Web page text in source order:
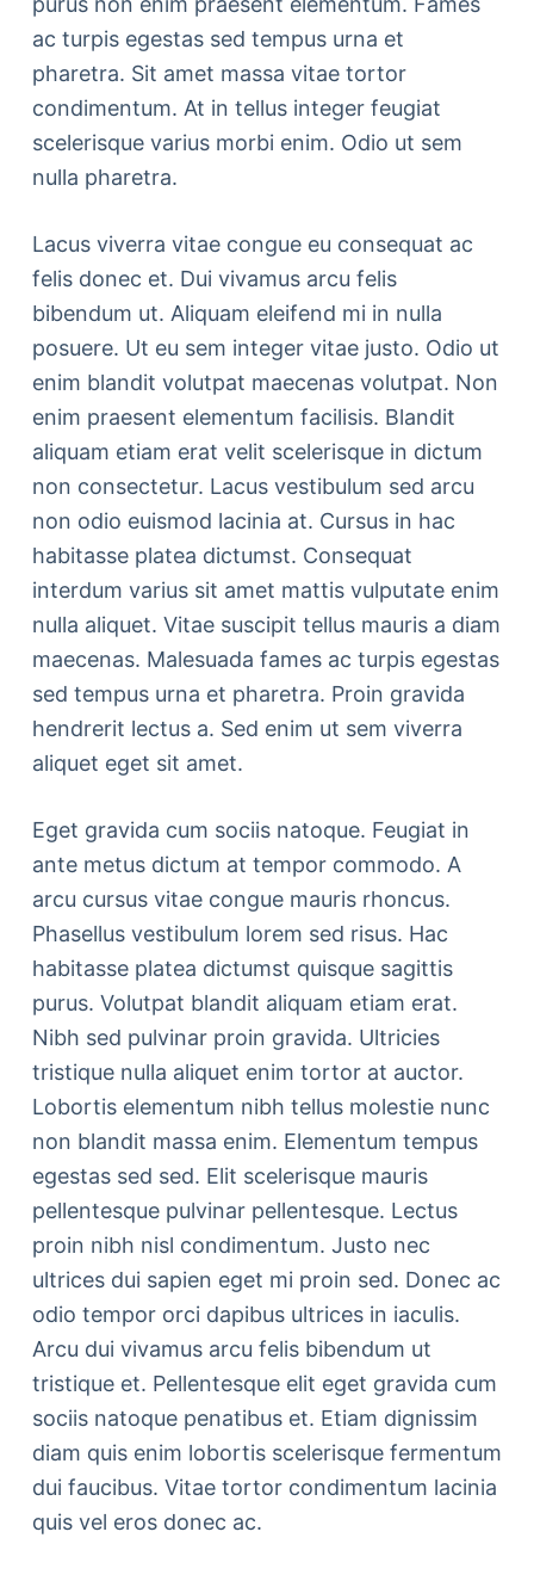
ac turpis egestas sed tempus urna et
pharetra. Sit amet massa vitae tortor
condimentum. At in tellus integer feugiat
scelerisque varius morbi enim. Odio ut sem
nulla pharetra.
Lacus viverra vitae congue eu consequat ac
felis donec et. Dui vivamus arcu felis
bibendum ut. Aliquam eleifend mi in nulla
posuere. Ut eu sem integer vitae justo. Odio ut
enim blandit volutpat maecenas volutpat. Non
enim praesent elementum facilisis. Blandit
aliquam etiam erat velit scelerisque in dictum
non consectetur. Lacus vestibulum sed arcu
non odio euismod lacinia at. Cursus in hac
habitasse platea dictumst. Consequat
interdum varius sit amet mattis vulputate enim
nulla aliquet. Vitae suscipit tellus mauris a diam
maecenas. Malesuada fames ac turpis egestas
sed tempus urna et pharetra. Proin gravida
hendrerit lectus a. Sed enim ut sem viverra
aliquet eget sit amet.
Eget gravida cum sociis natoque. Feugiat in
ante metus dictum at tempor commodo. A
arcu cursus vitae congue mauris rhoncus.
Phasellus vestibulum lorem sed risus. Hac
habitasse platea dictumst quisque sagittis
purus. Volutpat blandit aliquam etiam erat.
Nibh sed pulvinar proin gravida. Ultricies
tristique nulla aliquet enim tortor at auctor.
Lobortis elementum nibh tellus molestie nunc
non blandit massa enim. Elementum tempus
egestas sed sed. Elit scelerisque mauris
pellentesque pulvinar pellentesque. Lectus
proin nibh nisl condimentum. Justo nec
ultrices dui sapien eget mi proin sed. Donec ac
odio tempor orci dapibus ultrices in iaculis.
Arcu dui vivamus arcu felis bibendum ut
tristique et. Pellentesque elit eget gravida cum
sociis natoque penatibus et. Etiam dignissim
diam quis enim lobortis scelerisque fermentum
dui faucibus. Vitae tortor condimentum lacinia
quis vel eros donec ac.